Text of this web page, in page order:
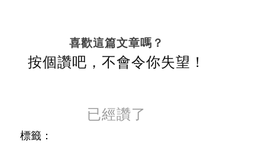
喜歡這篇文章嗎？
按個讚吧，不會令你失望！
已經讚了
標籤：